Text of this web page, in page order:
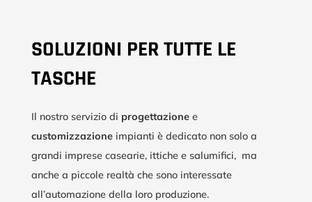
SOLUZIONI PER TUTTE LE
TASCHE
Il nostro servizio di progettazionee
customizzazioneimpianti è dedicato non solo a
grandi imprese casearie, ittiche e salumifici, ma
anche a piccole realtà che sono interessate
all’automazione della loro produzione.